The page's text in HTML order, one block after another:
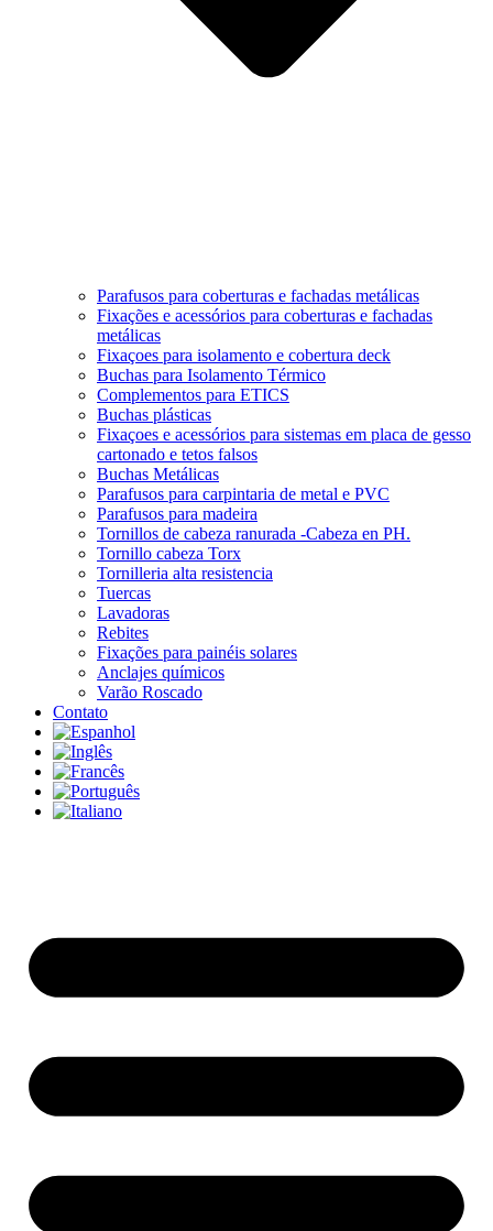
Parafusos para coberturas e fachadas metálicas
Fixações e acessórios para coberturas e fachadas
metálicas
Fixaçoes para isolamento e cobertura deck
Buchas para Isolamento Térmico
Complementos para ETICS
Buchas plásticas
Fixaçoes e acessórios para sistemas em placa de gesso
cartonado e tetos falsos
Buchas Metálicas
Parafusos para carpintaria de metal e PVC
Parafusos para madeira
Tornillos de cabeza ranurada -Cabeza en PH.
Tornillo cabeza Torx
Tornilleria alta resistencia
Tuercas
Lavadoras
Rebites
Fixações para painéis solares
Anclajes químicos
Varão Roscado
Contato